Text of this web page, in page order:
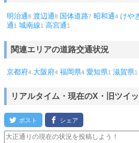
明治通8 渡辺通8 国体道路7 昭和通4 けや
通 1 城南線1 高宮通 1
関連エリアの道路交通状況
京都府4 大阪府4 福岡県4 愛知県1 滋賀県1
リアルタイム・現在のX・旧ツイ